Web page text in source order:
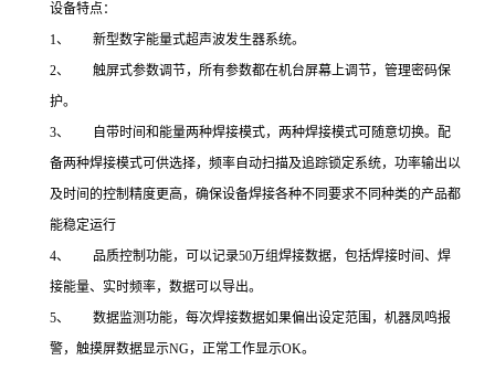
设备特点：
1、 新型数字能量式超声波发生器系统。
2、 触屏式参数调节，所有参数都在机台屏幕上调节，管理密码保
护。
3、 自带时间和能量两种焊接模式，两种焊接模式可随意切换。配
备两种焊接模式可供选择，频率自动扫描及追踪锁定系统，功率输出以
及时间的控制精度更高，确保设备焊接各种不同要求不同种类的产品都
能稳定运行
4、 品质控制功能，可以记录50万组焊接数据，包括焊接时间、焊
接能量、实时频率，数据可以导出。
5、 数据监测功能，每次焊接数据如果偏出设定范围，机器凤鸣报
警，触摸屏数据显示NG，正常工作显示OK。